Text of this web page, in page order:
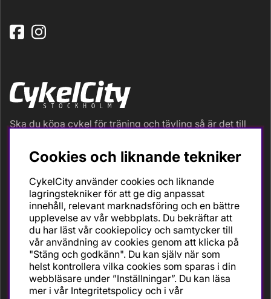
Ska du köpa cykel för träning och tävling så är det till
Vi är en mycket personlig cykelaffär med hög
servicegrad och alla vi som jobbar är inbitna cyklister
och dess produkter. Gör din bästa cykelaffär på
CykelCity!
Cookies och liknande tekniker
CykelCity använder cookies och liknande
lagringstekniker för att ge dig anpassat
innehåll, relevant marknadsföring och en bättre
upplevelse av vår webbplats. Du bekräftar att
du har läst vår cookiepolicy och samtycker till
vår användning av cookies genom att klicka på
"Stäng och godkänn". Du kan själv när som
helst kontrollera vilka cookies som sparas i din
webbläsare under ”Inställningar”. Du kan läsa
mer i vår Integritetspolicy och i vår